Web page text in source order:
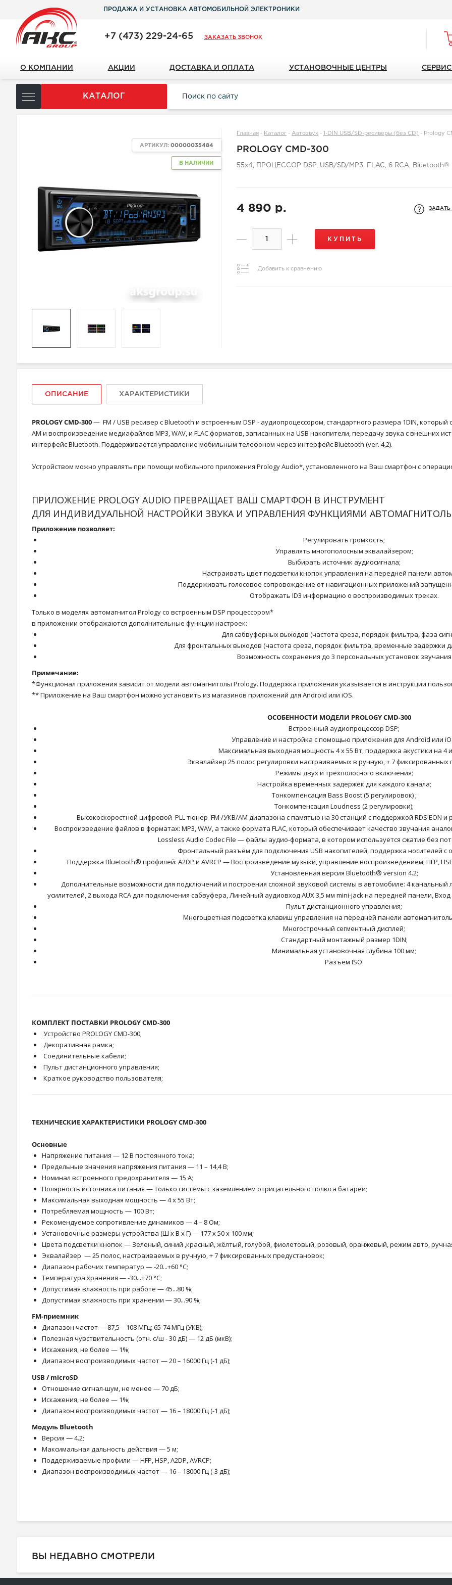
ПРОДАЖА И УСТАНОВКА АВТОМОБИЛЬНОЙ ЭЛЕКТРОНИКИ
+7 (473) 229-24-65 ЗАКАЗАТЬ ЗВОНОК
О КОМПАНИИ АКЦИИ ДОСТАВКА И ОПЛАТА УСТАНОВОЧНЫЕ ЦЕНТРЫ
КАТАЛОГ
В НАЛИЧИИ
АРТИКУЛ:00000035484
Главная - Каталог -Автозвук - 1-DIN USB/SD-ресиверы (без CD) - Prology
PROLOGY CMD-300
55x4, ПРОЦЕССОР DSP, USB/SD/MP3, FLAC, 6 RCA, Bluetooth®
4 890 р.
КУПИТЬ
Добавить к сравнению
ОПИСАНИЕ ХАРАКТЕРИСТИКИ
PROLOGY CMD-300— FM / USB ресивер с Bluetooth и встроенным DSP - аудиопроцессором, стандартного размера 1DIN,
AM и воспроизведение медиафайлов MP3, WAV, и FLAC форматов, записанных на USB накопители, передачу звука с внешних
интерфейс Bluetooth. Поддерживается управление мобильным телефоном через интерфейс Bluetooth (ver. 4,2).
Устройством можно управлять при помощи мобильного приложения Prology Audio*, установленного на Ваш смартфон с
ПРИЛОЖЕНИЕ PROLOGY AUDIO ПРЕВРАЩАЕТ ВАШ СМАРТФОН В ИНСТРУМЕНТ
ДЛЯ ИНДИВИДУАЛЬНОЙ НАСТРОЙКИ ЗВУКА И УПРАВЛЕНИЯ ФУНКЦИЯМИ АВТОМАГНИТОЛЫ
Приложение позволяет:
Регулировать громкость;
Управлять многополосным эквалайзером;
Выбирать источник аудиосигнала;
Настраивать цвет подсветки кнопок управления на передней панели
Поддерживать голосовое сопровождение от навигационных приложений
Отображать ID3 информацию о воспроизводимых треках.
Только в моделях автомагнитол Prology со встроенным DSP процессором*
в приложении отображаются дополнительные функции настроек:
Для сабвуферных выходов (частота среза, порядок фильтра, фаза
Для фронтальных выходов (частота среза, порядок фильтра, временные задержки
Возможность сохранения до 3 персональных установок звучания
Примечание:
*Функционал приложения зависит от модели автомагнитолы Prology. Поддержка приложения указывается в инструкции
** Приложение на Ваш смартфон можно установить из магазинов приложений для Android или iOS.
ОСОБЕННОСТИ МОДЕЛИ PROLOGY CMD-300
Встроенный аудиопроцессор DSP;
Управление и настройка с помощью приложения для Android или
Максимальная выходная мощность 4 х 55 Вт, поддержка акустики на 4
Эквалайзер 25 полос регулировки настраиваемых в ручную, + 7 фиксированных
Режимы двух и трехполосного включения;
Настройка временных задержек для каждого канала;
Тонкомпенсация Bass Boost (5 регулировок) ;
Тонкомпенсация Loudness (2 регулировки);
Высокоскоростной цифровой PLL тюнер FM /УКВ/AM диапазона с памятью на 30 станций c поддержкой RDS EON
Воспроизведение файлов в форматах: MP3, WAV, а также формата FLAC, который обеспечивает качество звучания
Lossless Audio Codec File — файлы аудио-формата, в котором используется сжатие без
Фронтальный разъём для подключения USB накопителей, поддержка носителей с
Поддержка Bluetooth® профилей: A2DP и AVRCP — Воспроизведение музыки, управление воспроизведением; HFP,
Установленная версия Bluetooth® version 4.2;
Дополнительные возможности для подключений и построения сложной звуковой системы в автомобиле: 4
усилителей, 2 выхода RCA для подключения сабвуфера, Линейный аудиовход AUX 3,5 мм mini-jack на передней панели,
Пульт дистанционного управления;
Многоцветная подсветка клавиш управления на передней панели
Многострочный сегментный дисплей;
Стандартный монтажный размер 1DIN;
Минимальная установочная глубина 100 мм;
Разъем ISO.
КОМПЛЕКТ ПОСТАВКИ PROLOGY CMD-300
Устройство PROLOGY CMD-300;
Декоративная рамка;
Соединительные кабели;
Пульт дистанционного управления;
Краткое руководство пользователя;
ТЕХНИЧЕСКИЕ ХАРАКТЕРИСТИКИ PROLOGY CMD-300
Основные
Напряжение питания — 12 В постоянного тока;
Предельные значения напряжения питания — 11 – 14,4 В;
Номинал встроенного предохранителя — 15 А;
Полярность источника питания — Только системы с заземлением отрицательного полюса батареи;
Максимальная выходная мощность — 4 x 55 Вт;
Потребляемая мощность — 100 Вт;
Рекомендуемое сопротивление динамиков — 4 – 8 Ом;
Установочные размеры устройства (Ш x В x Г) — 177 x 50 x 100 мм;
Цвета подсветки кнопок — Зеленый, синий ,красный, жёлтый, голубой, фиолетовый, розовый, оранжевый, режим авто,
Эквалайзер — 25 полос, настраиваемых в ручную, + 7 фиксированных предустановок;
Диапазон рабочих температур — -20...+60 °С;
Температура хранения — -30...+70 °С;
Допустимая влажность при работе — 45...80 %;
Допустимая влажность при хранении — 30...90 %;
FM-приемник
Диапазон частот — 87,5 – 108 МГц; 65-74 МГц (УКВ);
Полезная чувствительность (отн. с/ш - 30 дБ) — 12 дБ (мкВ);
Искажения, не более — 1%;
Диапазон воспроизводимых частот — 20 – 16000 Гц (-1 дБ);
USB / microSD
Отношение сигнал-шум, не менее — 70 дБ;
Искажения, не более — 1%;
Диапазон воспроизводимых частот — 16 – 18000 Гц (-1 дБ);
Модуль Bluetooth
Версия — 4.2;
Максимальная дальность действия — 5 м;
Поддерживаемые профили — HFP, HSP, A2DP, AVRCP;
Диапазон воспроизводимых частот — 16 – 18000 Гц (-3 дБ);
ВЫ НЕДАВНО СМОТРЕЛИ